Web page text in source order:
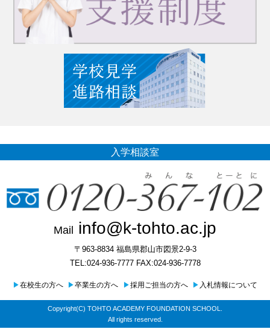
入学相談室
Mail info@k-tohto.ac.jp
〒963-8834 福島県郡山市図景2-9-3
TEL:024-936-7777 FAX:024-936-7778
▶在校生の方へ ▶卒業生の方へ ▶採用ご担当の方へ ▶ 入札情報について
Copyright(C) TOHTO ACADEMY FOUNDATION SCHOOL.
All rights reserved.